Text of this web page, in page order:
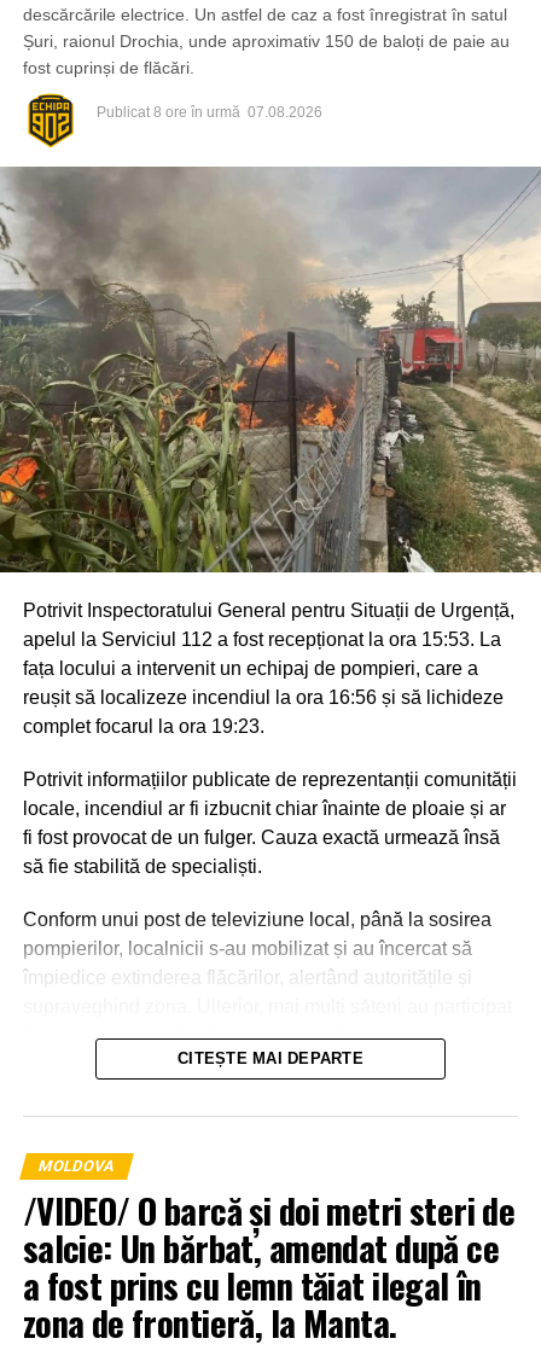
descărcările electrice. Un astfel de caz a fost înregistrat în satul
Șuri, raionul Drochia, unde aproximativ 150 de baloți de paie au
fost cuprinși de flăcări.
Publicat 8 ore în urmă 07.08.2026
Potrivit Inspectoratului General pentru Situații de Urgență,
apelul la Serviciul 112 a fost recepționat la ora 15:53. La
fața locului a intervenit un echipaj de pompieri, care a
reușit să localizeze incendiul la ora 16:56 și să lichideze
complet focarul la ora 19:23.
Potrivit informațiilor publicate de reprezentanții comunității
locale, incendiul ar fi izbucnit chiar înainte de ploaie și ar
fi fost provocat de un fulger. Cauza exactă urmează însă
să fie stabilită de specialiști.
Conform unui post de televiziune local, până la sosirea
pompierilor, localnicii s-au mobilizat și au încercat să
împiedice extinderea flăcărilor, alertând autoritățile și
la intervenție, punând la dispoziția salvatorilor tehnică
agricolă și transportând apă pentru stingerea incendiului.
CITEȘTE MAI DEPARTE
MOLDOVA
/VIDEO/ O barcă și doi metri steri de
salcie: Un bărbat, amendat după ce
a fost prins cu lemn tăiat ilegal în
zona de frontieră, la Manta.